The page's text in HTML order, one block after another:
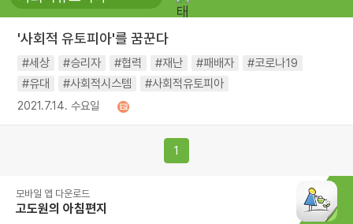
#희망
#나눔 #친구 #링컨학교
#독서
#건강 #면역력
'사회적 유토피아'를 꿈꾼다
#세상 #승리자 #협력 #재난 #패배자
#코로나19
#유대
#사회적시스템 #사회적유토피아
2021.7.14. 수요일
1
모바일 앱 다운로드
고도원의 아침편지